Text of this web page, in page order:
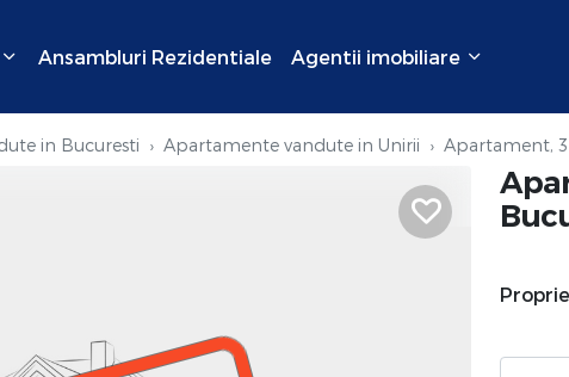
Ansambluri Rezidentiale Agentii imobiliare
in Bucuresti Apartamente vandute in Unirii Apartament,